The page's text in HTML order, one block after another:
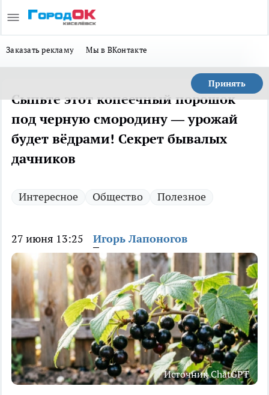
Заказать рекламу Мы в ВКонтакте
Принять
Сыпьте этот копеечный порошок
под черную смородину — урожай
будет вёдрами! Секрет бывалых
дачников
Интересное Общество Полезное
27 июня 13:25 Игорь Лапоногов
Источник ChatGPT